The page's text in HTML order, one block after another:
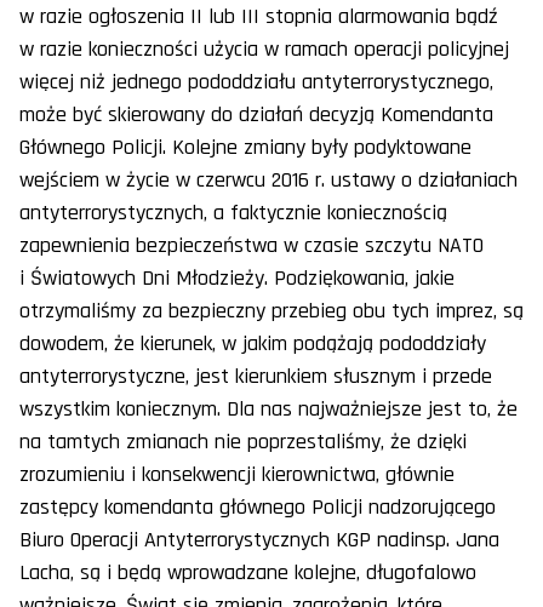
w razie ogłoszenia II lub III stopnia alarmowania bądź
w razie konieczności użycia w ramach operacji policyjnej
więcej niż jednego pododdziału antyterrorystycznego,
może być skierowany do działań decyzją Komendanta
Głównego Policji. Kolejne zmiany były podyktowane
wejściem w życie w czerwcu 2016 r. ustawy o działaniach
antyterrorystycznych, a faktycznie koniecznością
zapewnienia bezpieczeństwa w czasie szczytu NATO
i Światowych Dni Młodzieży. Podziękowania, jakie
otrzymaliśmy za bezpieczny przebieg obu tych imprez, są
dowodem, że kierunek, w jakim podążają pododdziały
antyterrorystyczne, jest kierunkiem słusznym i przede
wszystkim koniecznym. Dla nas najważniejsze jest to, że
na tamtych zmianach nie poprzestaliśmy, że dzięki
zrozumieniu i konsekwencji kierownictwa, głównie
zastępcy komendanta głównego Policji nadzorującego
Biuro Operacji Antyterrorystycznych KGP nadinsp. Jana
Lacha, są i będą wprowadzane kolejne, długofalowo